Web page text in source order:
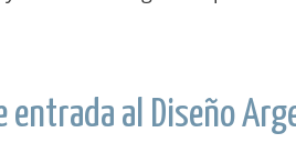
entrada al Diseño